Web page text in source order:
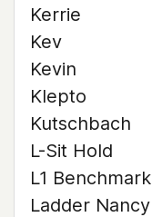
Kerrie
Kev
Kevin
Klepto
Kutschbach
L-Sit Hold
L1 Benchmark
Ladder Nancy